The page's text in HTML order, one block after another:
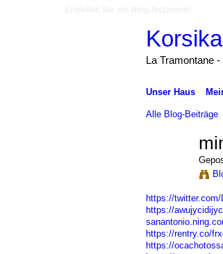
Korsika
La Tramontane
Unser Haus
Alle Blog-Beiträge
https://twitter.com/
https://
https://rentry.co/
https://